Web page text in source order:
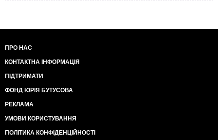
ПРО НАС
КОНТАКТНА ІНФОРМАЦІЯ
ПІДТРИМАТИ
ФОНД ЮРІЯ БУТУСОВА
РЕКЛАМА
УМОВИ КОРИСТУВАННЯ
ПОЛІТИКА КОНФІДЕНЦІЙНОСТІ